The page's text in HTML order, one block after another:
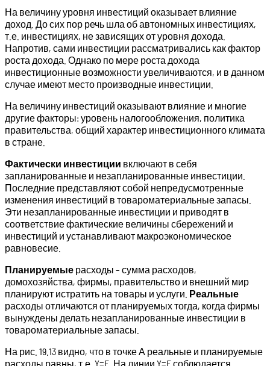
На величину уровня инвестиций оказывает влияние
доход. До сих пор речь шла об автономных инвестициях,
т.е. инвести­циях, не зависящих от уровня дохода.
Напротив, сами инве­стиции рассматривались как фактор
роста дохода. Однако по мере роста дохода
инвестиционные возможности увеличиваются, и в данном
случае имеют место производные инвестиции.
На величину инвестиций оказывают влияние и многие
дру­гие факторы: уровень налогообложения, политика
правитель­ства, общий характер инвестиционного климата
в стране.
Фактически инвестиции включают в себя
запланированные и незапланированные инвестиции.
Последние представляют собой непредусмотренные
изменения инвестиций в товароматериальные запасы.
Эти незапланированные инвестиции и приводят в
соответствие фактические величины сбережений и
инвестиций и устанавливают макроэкономическое
равновесие.
Планируемые расходы – сумма расходов,
домохозяйства, фирмы, правительство и внешний мир
планируют истратить на товары и услуги. Реальные
расходы отличаются от планируемых тогда, когда фирмы
вынуждены делать незапланированные инвестиции в
товароматериальные запасы.
На рис. 19.13 видно, что в точке А реальные и планируемые
расходы равны, т.е. Y=E. На линии Y=E соблюдается